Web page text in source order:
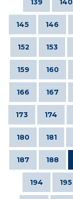
139 140
145 146
152 153
159 160
166 167
173 174
180 181
187 188
194 195